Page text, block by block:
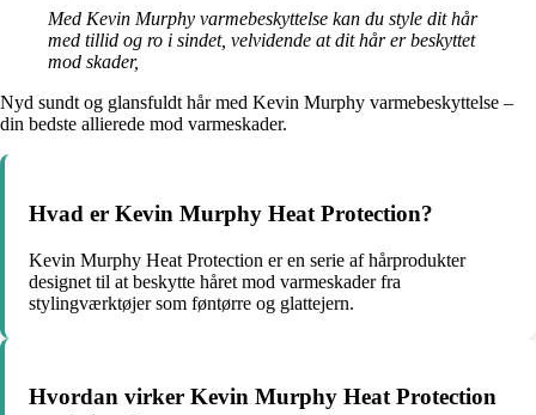
Med Kevin Murphy varmebeskyttelse kan du style dit hår
med tillid og ro i sindet, velvidende at dit hår er beskyttet
mod skader,
Nyd sundt og glansfuldt hår med Kevin Murphy varmebeskyttelse –
din bedste allierede mod varmeskader.
Hvad er Kevin Murphy Heat Protection?
Kevin Murphy Heat Protection er en serie af hårprodukter
designet til at beskytte håret mod varmeskader fra
stylingværktøjer som føntørre og glattejern.
Hvordan virker Kevin Murphy Heat Protection